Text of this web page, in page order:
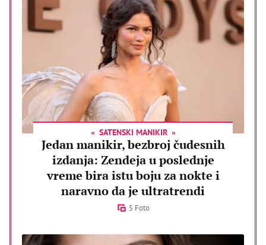
SATENSKI MANIKIR
Jedan manikir, bezbroj čudesnih
izdanja: Zendeja u poslednje
vreme bira istu boju za nokte i
naravno da je ultratrendi
5 Foto